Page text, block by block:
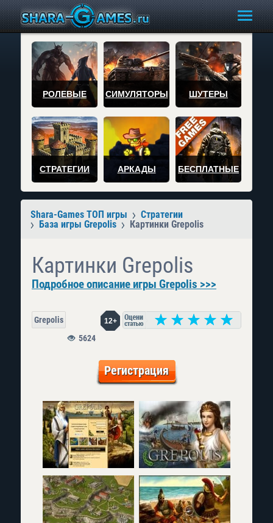
РОЛЕВЫЕ СИМУЛЯТОРЫ ШУТЕРЫ
СТРАТЕГИИ АРКАДЫ БЕСПЛАТНЫЕ
Shara-Games ТОП игры
Стратегии
База игры Grepolis
Картинки Grepolis
Картинки Grepolis
Подробное описание игры Grepolis >>>
Grepolis 12+
5624
Регистрация